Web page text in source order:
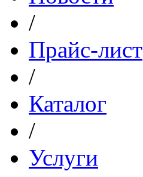
/
Прайс-лист
/
Каталог
/
Услуги